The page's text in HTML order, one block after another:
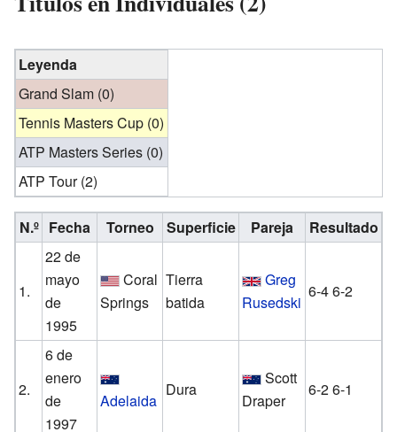
Leyenda
Grand Slam (0)
Tennis Masters Cup (0)
ATP Masters Series (0)
ATP Tour (2)
N.º Fecha Torneo Superficie Pareja Resultado
1.
22 de
mayo
de
1995
Coral
Springs
Tierra
batida
Greg
Rusedski
6-4 6-2
2.
6 de
enero
de
1997
Adelaida
Dura
Scott
Draper
6-2 6-1